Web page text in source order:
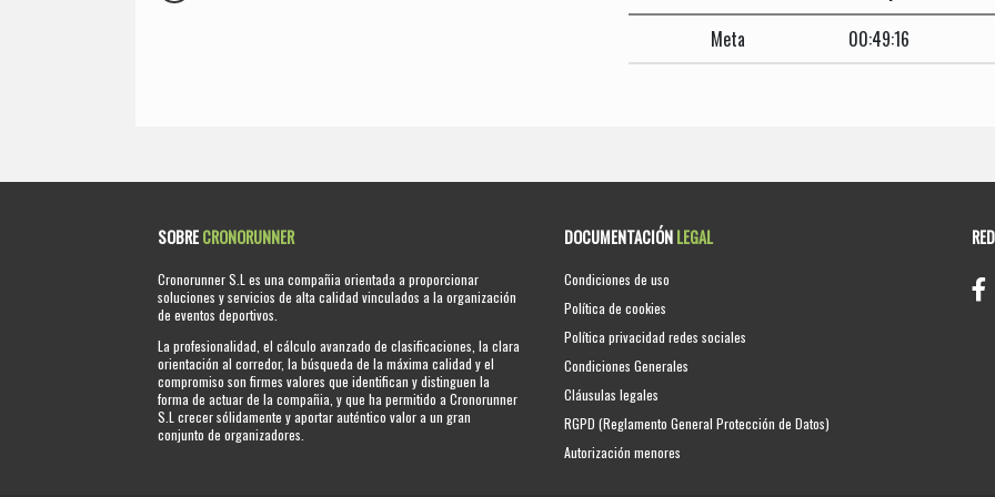
Meta
00:49:16
SOBRECRONORUNNER
Cronorunner S.L es una compañia orientada a proporcionar
soluciones y servicios de alta calidad vinculados a la organización
de eventos deportivos.
La profesionalidad, el cálculo avanzado de clasificaciones, la clara
orientación al corredor, la búsqueda de la máxima calidad y el
compromiso son firmes valores que identifican y distinguen la
forma de actuar de la compañia, y que ha permitido a Cronorunner
S.L crecer sólidamente y aportar auténtico valor a un gran
conjunto de organizadores.
DOCUMENTACIÓNLEGAL
Condiciones de uso
Política de cookies
Política privacidad redes sociales
Condiciones Generales
Cláusulas legales
RGPD (Reglamento General Protección de Datos)
Autorización menores